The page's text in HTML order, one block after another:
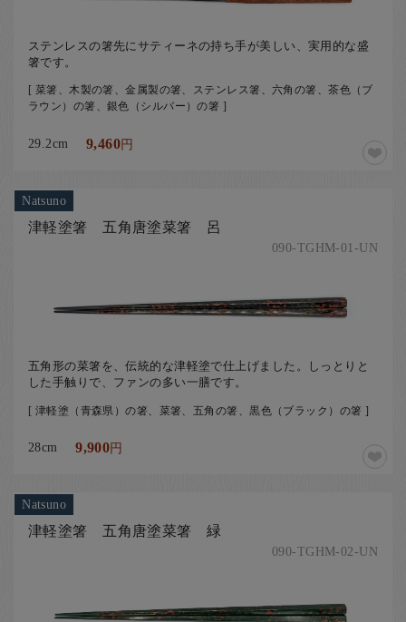
ステンレスの箸先にサティーネの持ち手が美しい、実用的な盛
箸です。
[ 菜箸、木製の箸、金属製の箸、ステンレス箸、六角の箸、茶色（ブ
ラウン）の箸、銀色（シルバー）の箸 ]
29.2cm 9,460円
Natsuno
津軽塗箸 五角唐塗菜箸 呂
090-TGHM-01-UN
五角形の菜箸を、伝統的な津軽塗で仕上げました。しっとりと
した手触りで、ファンの多い一膳です。
[ 津軽塗（青森県）の箸、菜箸、五角の箸、黒色（ブラック）の箸 ]
28cm 9,900円
Natsuno
津軽塗箸 五角唐塗菜箸 緑
090-TGHM-02-UN